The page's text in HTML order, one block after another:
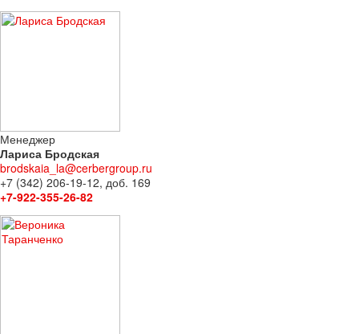
Менеджер
Лариса Бродская
brodskaia_la@cerbergroup.ru
+7 (342) 206-19-12, доб. 169
+7-922-355-26-82